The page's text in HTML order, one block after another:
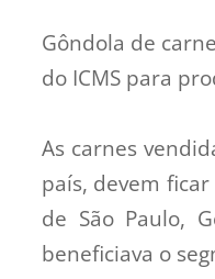
Gôndola de
do ICMS para
As carnes
país, devem
de São Paulo,
beneficiava o